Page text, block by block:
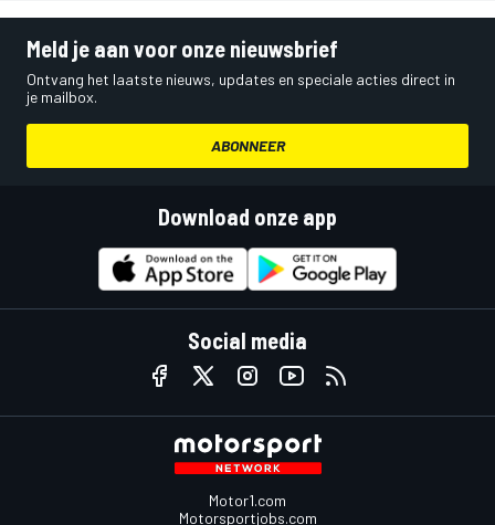
Meld je aan voor onze nieuwsbrief
Ontvang het laatste nieuws, updates en speciale acties direct in
je mailbox.
ABONNEER
Download onze app
Social media
Motor1.com
Motorsportjobs.com